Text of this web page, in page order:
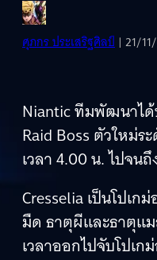
ศุภกร ประเสริฐศิลป์ | 21/
Niantic ทีมพัฒนาได้
Raid Boss ตัวใหม่ร
เวลา 4.00 น. ไปจน
Cresselia เป็นโปเ
มืด ธาตุผีและธาตุแม
เวลาออกไปจับโปเก